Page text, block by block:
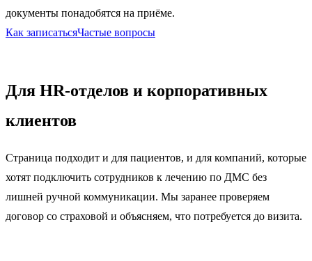
документы понадобятся на приёме.
Как записатьсяЧастые вопросы
Для HR-отделов и корпоративных
клиентов
Страница подходит и для пациентов, и для компаний, которые
хотят подключить сотрудников к лечению по ДМС без
лишней ручной коммуникации. Мы заранее проверяем
договор со страховой и объясняем, что потребуется до визита.